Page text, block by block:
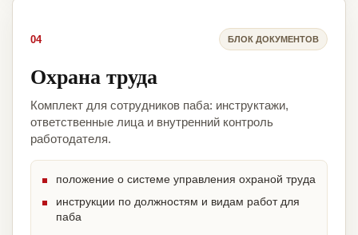
04 БЛОК ДОКУМЕНТОВ
Охрана труда
Комплект для сотрудников паба: инструктажи,
ответственные лица и внутренний контроль
работодателя.
положение о системе управления охраной труда
инструкции по должностям и видам работ для
паба